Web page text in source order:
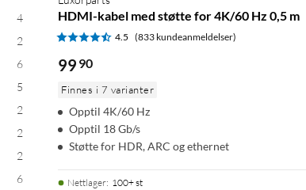
4
2
6
5
2
2
2
6
HDMI-kabel med støtte for 4K/60 Hz 0,5 m
4.5 (833 kundeanmeldelser)
99 90
Finnes i 7 varianter
Opptil 4K/60 Hz
Opptil 18 Gb/s
Støtte for HDR, ARC og ethernet
Nettlager: 100+ st